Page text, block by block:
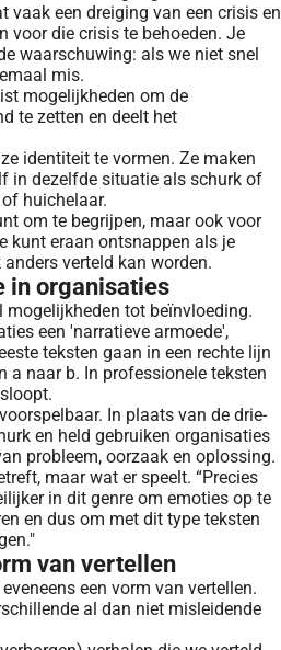
vaak een dreiging van een crisis en
voor die crisis te behoeden. Je
waarschuwing: als we niet snel
mis.
mogelijkheden om de
te zetten en deelt het
identiteit te vormen. Ze maken
in dezelfde situatie als schurk of
huichelaar.
om te begrijpen, maar ook voor
kunt eraan ontsnappen als je
verteld kan worden.
in organisaties
mogelijkheden tot beïnvloeding.
een 'narratieve armoede',
teksten gaan in een rechte lijn
a naar b. In professionele teksten
In plaats van de drie-
en held gebruiken organisaties
probleem, oorzaak en oplossing.
maar wat er speelt. “Precies
in dit genre om emoties op te
en dus om met dit type teksten
van vertellen
een vorm van vertellen.
al dan niet misleidende